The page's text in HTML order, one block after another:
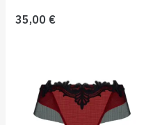
35,00 €